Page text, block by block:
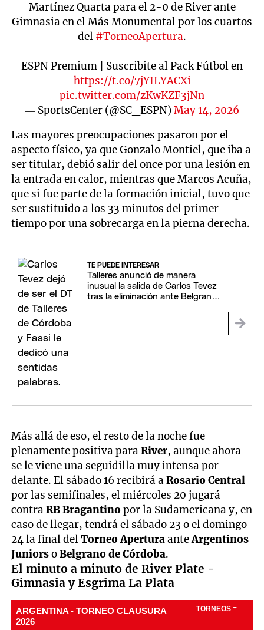
Martínez Quarta para el 2-0 de River ante
Gimnasia en el Más Monumental por los cuartos
del #TorneoApertura.
ESPN Premium | Suscribite al Pack Fútbol en
https://t.co/7jYILYACXi
pic.twitter.com/zKwKZF3jNn
— SportsCenter (@SC_ESPN)May 14, 2026
Las mayores preocupaciones pasaron por el
aspecto físico, ya que Gonzalo Montiel, que iba a
ser titular, debió salir del once por una lesión en
la entrada en calor, mientras que Marcos Acuña,
que si fue parte de la formación inicial, tuvo que
ser sustituido a los 33 minutos del primer
tiempo por una sobrecarga en la pierna derecha.
TE PUEDE INTERESAR
Talleres anunció de manera
inusual la salida de Carlos Tevez
tras la eliminación ante Belgrano:
Más allá de eso, el resto de la noche fue
plenamente positiva paraRiver, aunque ahora
se le viene una seguidilla muy intensa por
delante. El sábado 16 recibirá aRosario Central
por las semifinales, el miércoles 20 jugará
contraRB Bragantinopor la Sudamericana y, en
caso de llegar, tendrá el sábado 23 o el domingo
24 la final delTorneo AperturaanteArgentinos
JuniorsoBelgrano de Córdoba.
El minuto a minuto de River Plate -
Gimnasia y Esgrima La Plata